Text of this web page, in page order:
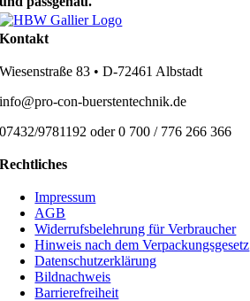
Kontakt
Wiesenstraße 83 • D-72461 Albstadt
info@pro-con-buerstentechnik.de
07432/9781192 oder 0 700 / 776 266 366
Rechtliches
Impressum
AGB
Widerrufsbelehrung für Verbraucher
Hinweis nach dem Verpackungsgesetz
Datenschutzerklärung
Bildnachweis
Barrierefreiheit